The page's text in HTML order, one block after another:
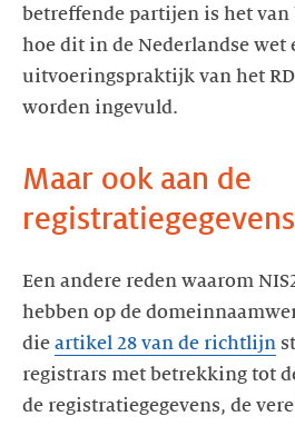
betreffende partijen is het van
hoe dit in de Nederlandse wet
uitvoeringspraktijk van het
worden ingevuld.
Maar ook aan de
Een andere reden waarom
hebben op de
die artikel 28 van de richtlijn
registrars met betrekking tot
de registratiegegevens, de